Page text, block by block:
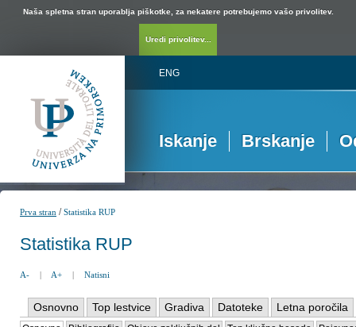
Naša spletna stran uporablja piškotke, za nekatere potrebujemo vašo privolitev.
Uredi privolitev...
ENG
Iskanje Brskanje
Prva stran /Statistika RUP
Statistika RUP
A- | A+ | Natisni
Osnovno Top lestvice Gradiva Datoteke Letna poročila